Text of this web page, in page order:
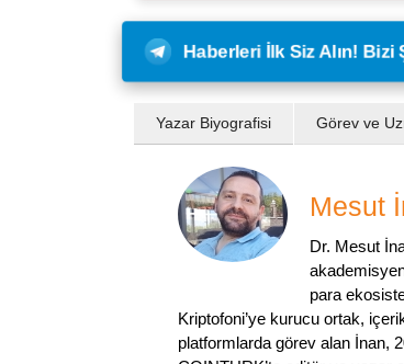
Haberleri İlk Siz Alın!
Yazar Biyografisi Görev ve
Mesut
Dr. Mesut
para
Kriptofoni’ye kurucu ortak,
platformlarda görev alan İnan,